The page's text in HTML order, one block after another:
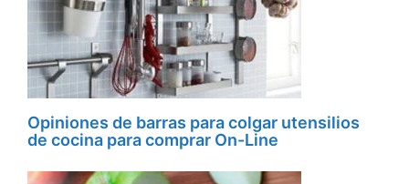
Opiniones de barras para colgar utensilios
de cocina para comprar On-Line